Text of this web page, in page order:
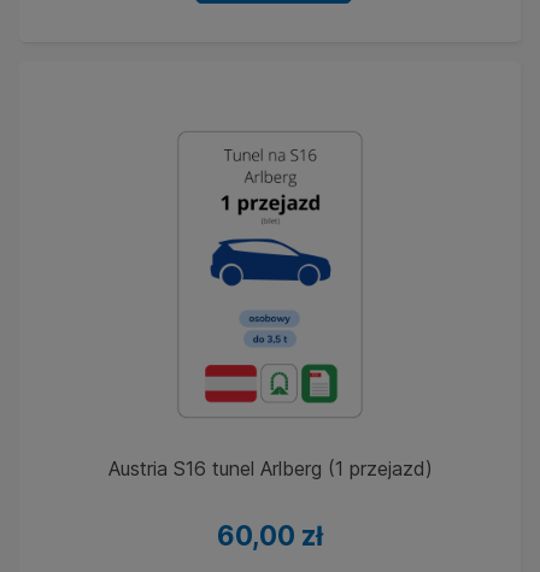
Austria S16 tunel Arlberg (1 przejazd)
60,00 zł